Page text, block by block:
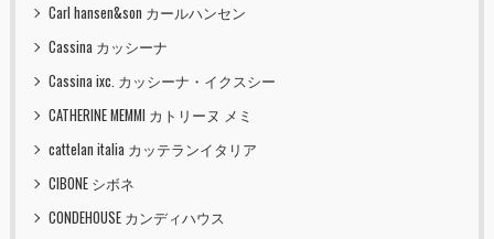
Carl hansen&son カールハンセン
Cassina カッシーナ
Cassina ixc. カッシーナ・イクスシー
CATHERINE MEMMI カトリーヌ メミ
cattelan italia カッテランイタリア
CIBONE シボネ
CONDEHOUSE カンディハウス